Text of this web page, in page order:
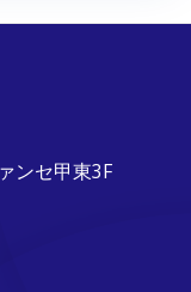
ンセ甲東3F